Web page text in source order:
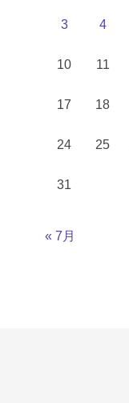
3 4
10 11
17 18
24 25
31
« 7月